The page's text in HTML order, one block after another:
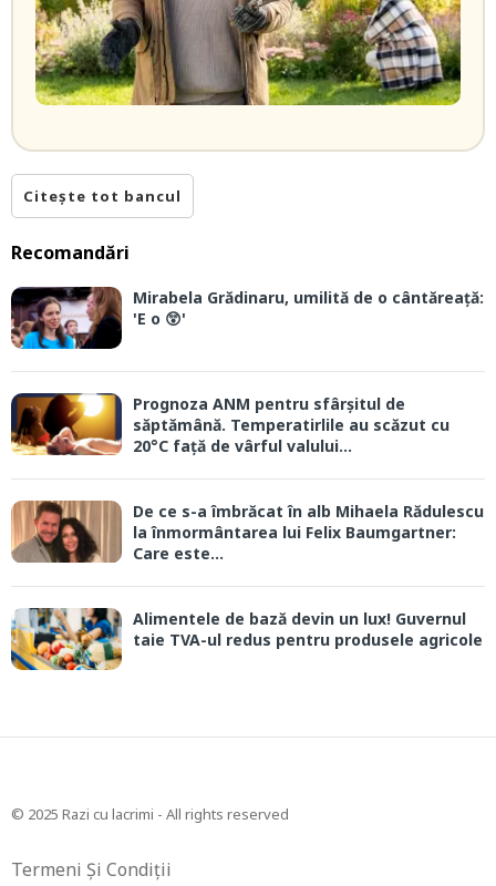
Citește tot bancul
Recomandări
Mirabela Grădinaru, umilită de o cântăreață:
'E o 😲'
Prognoza ANM pentru sfârșitul de
săptămână. Temperatirlile au scăzut cu
20°C față de vârful valului...
De ce s-a îmbrăcat în alb Mihaela Rădulescu
la înmormântarea lui Felix Baumgartner:
Care este...
Alimentele de bază devin un lux! Guvernul
taie TVA-ul redus pentru produsele agricole
© 2025 Razi cu lacrimi - All rights reserved
Termeni Și Condiții